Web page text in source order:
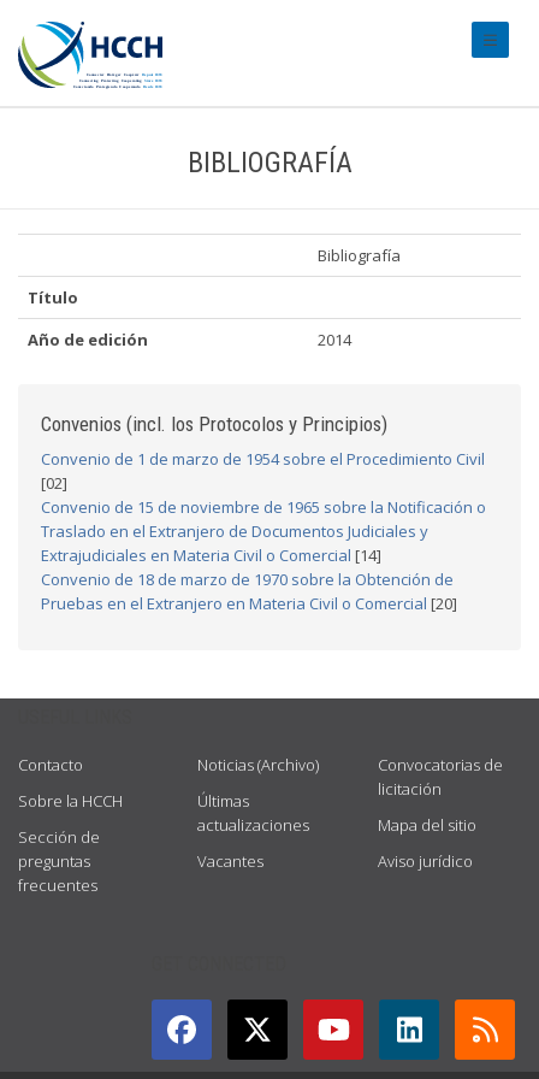
BIBLIOGRAFÍA
Bibliografía
Título
Año de edición
2014
Convenios (incl. los Protocolos y Principios)
Convenio de 1 de marzo de 1954 sobre el Procedimiento Civil
[02]
Convenio de 15 de noviembre de 1965 sobre la Notificación o
Traslado en el Extranjero de Documentos Judiciales y
Extrajudiciales en Materia Civil o Comercial [14]
Convenio de 18 de marzo de 1970 sobre la Obtención de
Pruebas en el Extranjero en Materia Civil o Comercial [20]
Contacto
Sobre la HCCH
Sección de
preguntas
frecuentes
Noticias (Archivo)
Últimas
actualizaciones
Vacantes
Convocatorias de
licitación
Mapa del sitio
Aviso jurídico